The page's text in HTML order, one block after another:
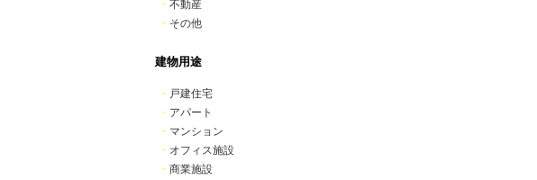
・ 不動産
・ その他
建物用途
・ 戸建住宅
・ アパート
・ マンション
・ オフィス施設
・ 商業施設